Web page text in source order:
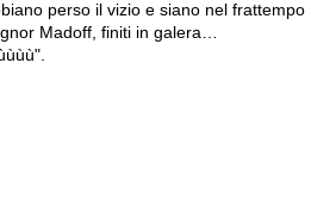
perso il vizio e siano nel frattempo
Madoff, finiti in galera…